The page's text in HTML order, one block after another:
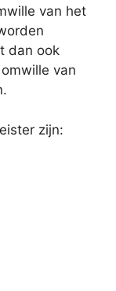
van het
dan ook
van
zijn: